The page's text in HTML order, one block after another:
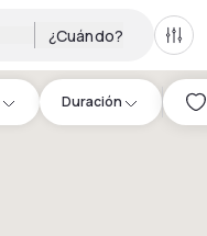
¿Cuándo?
Duración